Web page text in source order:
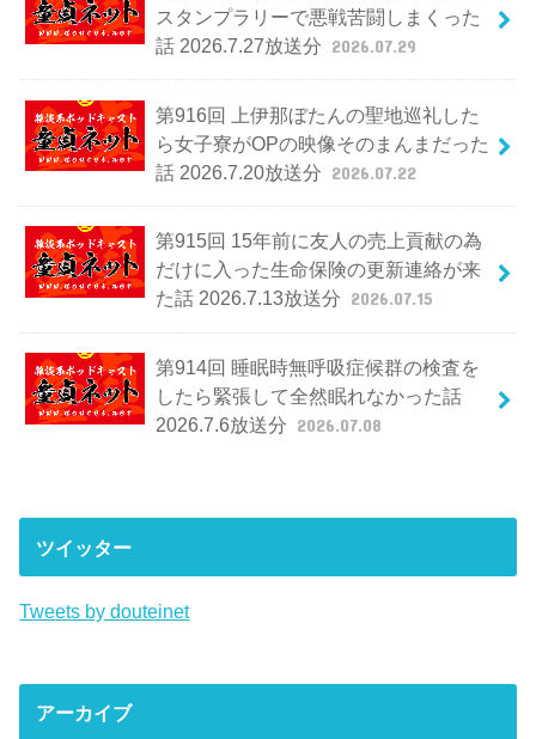
スタンプラリーで悪戦苦闘しまくった
話 2026.7.27放送分 2026.07.29
第916回 上伊那ぼたんの聖地巡礼した
ら女子寮がOPの映像そのまんまだった
話 2026.7.20放送分 2026.07.22
第915回 15年前に友人の売上貢献の為
だけに入った生命保険の更新連絡が来
た話 2026.7.13放送分 2026.07.15
第914回 睡眠時無呼吸症候群の検査を
したら緊張して全然眠れなかった話
2026.7.6放送分 2026.07.08
ツイッター
Tweets by douteinet
アーカイブ